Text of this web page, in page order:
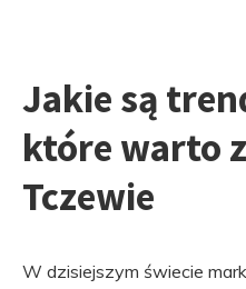
Jakie są
które warto
Tczewie
W dzisiejszym świecie